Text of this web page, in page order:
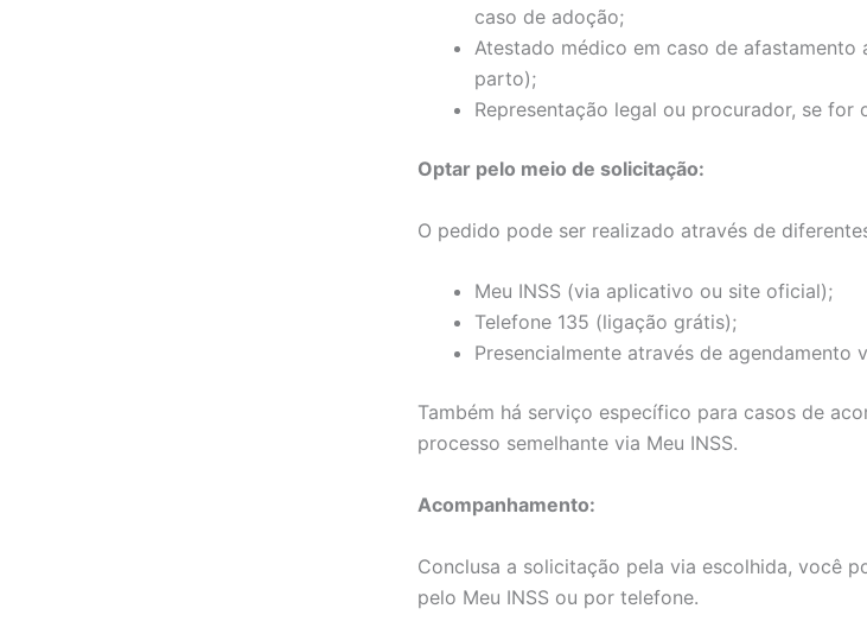
caso de adoção;
Atestado médico em caso de
parto);
Representação legal ou procurador, se for
Optar pelo meio de solicitação:
O pedido pode ser realizado através de
Meu INSS (via aplicativo ou site oficial);
Telefone 135 (ligação grátis);
Presencialmente através de agendamento
Também há serviço específico para casos de
processo semelhante via Meu INSS.
Acompanhamento:
Conclusa a solicitação pela via escolhida, você
pelo Meu INSS ou por telefone.